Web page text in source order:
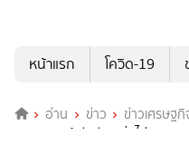
หน้าแรก
โควิด-19
อ่าน ข่าว ข่าวเศรษฐกิ
ทะลุ 40°C ผู้เสียชีวิตเพิ่มไม่หยุด